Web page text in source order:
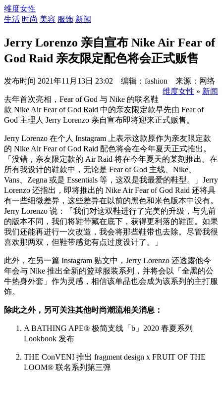
维度女性
生活 时尚 美容 服饰 新闻
Jerry Lorenzo 亲自宣布 Nike Air Fear of
God Raid 亲友限定配色将会正式贩售
发布时间 2021年11月13日 23:02 编辑：fashion 来源：网络
维度女性 » 新闻
去年首次亮相，Fear of God 与 Nike 的联名鞋
款 Nike Air Fear of God Raid 中的亲友限定款早先由 Fear of
God 主理人 Jerry Lorenzo 亲自宣布即将迎来正式贩售。
Jerry Lorenzo 在个人 Instagram 上表示这款原作为亲友限定款
的 Nike Air Fear of God Raid 配色将会在今年夏天正式推出。
「没错，亲友限定款的 Air Raid 将在今年夏天的某刻推出。在
所有我设计的鞋款中，无论是 Fear of God 主线、Nike、
Vans、Zegna 或是 Essentials 等，这双是我最爱的鞋型。」Jerry
Lorenzo 还指出，即将推出的 Nike Air Fear of God Raid 还将具
有一些细微差异，这些差异在以前的黑色和米色版本中没有。
Jerry Lorenzo 说：「我们对这双鞋进行了完美的升级，与先前
的版本不同，我们将鞋带藏在底下，获得更利落的鞋面。如果
我们还能再进行一次改造，我会将那些鞋带也去除。尽管我很
喜欢那两双，但鞋带感觉有点过度设计了。」
此外，在另一篇 Instagram 贴文中，Jerry Lorenzo 还透露他今
年会与 Nike 推出全新的篮球服装系列，并将会以「全黑的公
牛热身外套」作为灵感，相信该单品也会成为该系列的主打服
饰。
除此之外，另可关注其他时尚潮流相关消息：
A BATHING APE® 极简支线「b」2020 春夏系列
Lookbook 发布
THE ConVENI 推出 fragment design x FRUIT OF THE
LOOM® 联名系列第三弹